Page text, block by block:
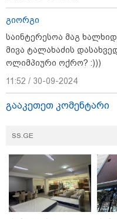
წითელი დონე
გამოაცხადა
გიორგი
საინტერესოა მაგ
მივა ტალახაძის
ოლიმპიური ოქრო? :)))
11:52 / 30-09-2024
გააკეთეთ კომენტარი
SS.GE